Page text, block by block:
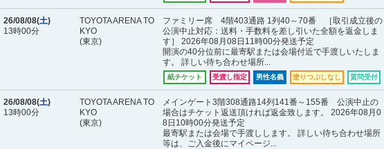
26/08/08(土)
13時00分
TOYOTA ARENA TO
KYO
(東京)
ファミリー席 4階403通路 1列40～70番 ［取引成立後の
公演中止対応：送料・手数料を差し引いた全額を返金しま
す］ 2026年08月08日11時00分発送予定
開演の40分位前に最寄駅または会場付近で手渡しいたしま
す。 詳しい待ち合わせ場所...
紙チケット 受渡し指定 男性名義 塗りつぶしなし 質問受付
26/08/08(土)
13時00分
TOYOTA ARENA TO
KYO
(東京)
メインゲート3階308通路14列141番～155番 公演中止の
場合はチケット返送頂ければ返金致します。 2026年08月0
8日10時00分発送予定
最寄駅または会場で手渡しします。 詳しい待ち合わせ場所
等は、ご入金後にマイページ...